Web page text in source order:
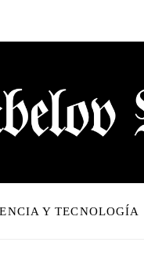
Y TECNOLOGÍA